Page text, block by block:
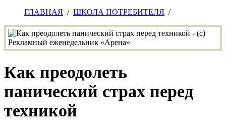
ГЛАВНАЯ / ШКОЛА ПОТРЕБИТЕЛЯ /
Как преодолеть
панический страх перед
техникой